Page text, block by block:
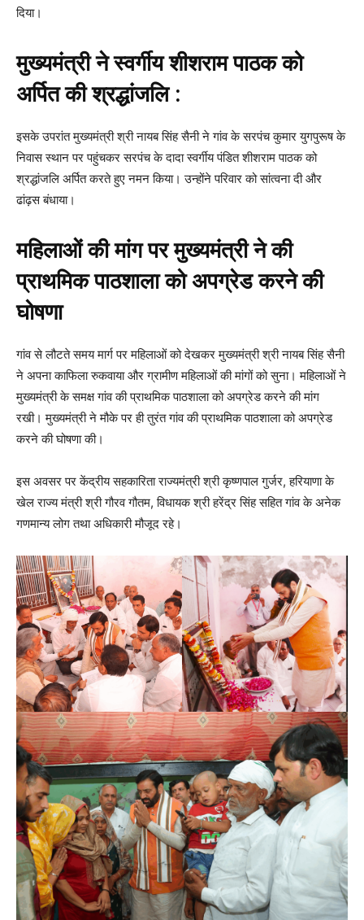
दिया।
मुख्यमंत्री ने स्वर्गीय शीशराम पाठक को
अर्पित की श्रद्धांजलि :
इसके उपरांत मुख्यमंत्री श्री नायब सिंह सैनी ने गांव के सरपंच कुमार युगपुरूष के
निवास स्थान पर पहुंचकर सरपंच के दादा स्वर्गीय पंडित शीशराम पाठक को
श्रद्धांजलि अर्पित करते हुए नमन किया। उन्होंने परिवार को सांत्वना दी और
ढांढ़स बंधाया।
महिलाओं की मांग पर मुख्यमंत्री ने की
प्राथमिक पाठशाला को अपग्रेड करने की
घोषणा
गांव से लौटते समय मार्ग पर महिलाओं को देखकर मुख्यमंत्री श्री नायब सिंह सैनी
ने अपना काफिला रुकवाया और ग्रामीण महिलाओं की मांगों को सुना। महिलाओं ने
मुख्यमंत्री के समक्ष गांव की प्राथमिक पाठशाला को अपग्रेड करने की मांग
रखी। मुख्यमंत्री ने मौके पर ही तुरंत गांव की प्राथमिक पाठशाला को अपग्रेड
करने की घोषणा की।
इस अवसर पर केंद्रीय सहकारिता राज्यमंत्री श्री कृष्णपाल गुर्जर, हरियाणा के
खेल राज्य मंत्री श्री गौरव गौतम, विधायक श्री हरेंद्र सिंह सहित गांव के अनेक
गणमान्य लोग तथा अधिकारी मौजूद रहे।